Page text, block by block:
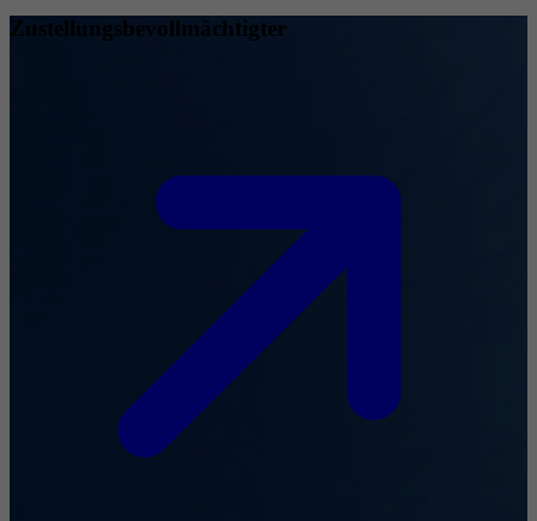
Zustellungsbevollmächtigter